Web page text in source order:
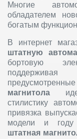
Многие
обладателем
богатым
В интернет
штатную
бортовую
поддерживая
магнитола
стилистику
привязка
модели и году
штатная